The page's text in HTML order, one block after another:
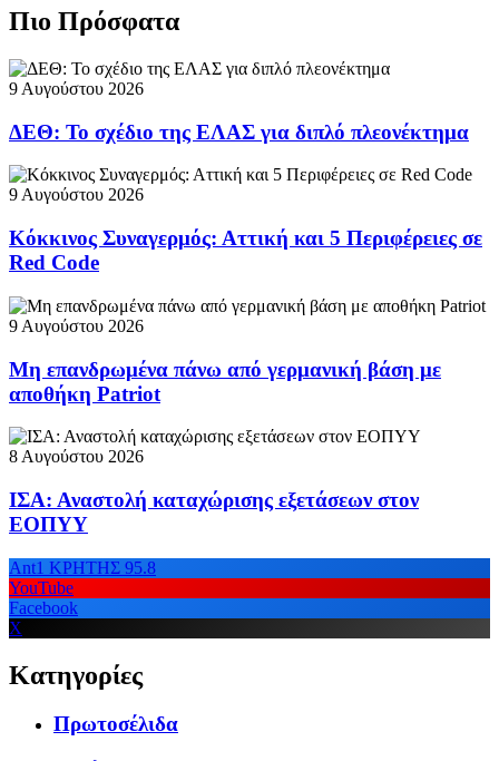
Πιο Πρόσφατα
9 Αυγούστου 2026
ΔΕΘ: Το σχέδιο της ΕΛΑΣ για διπλό πλεονέκτημα
9 Αυγούστου 2026
Κόκκινος Συναγερμός: Αττική και 5 Περιφέρειες σε
Red Code
9 Αυγούστου 2026
Μη επανδρωμένα πάνω από γερμανική βάση με
αποθήκη Patriot
8 Αυγούστου 2026
ΙΣΑ: Αναστολή καταχώρισης εξετάσεων στον
ΕΟΠΥΥ
Ant1 ΚΡΗΤΗΣ 95.8
YouTube
Facebook
X
Κατηγορίες
Πρωτοσέλιδα